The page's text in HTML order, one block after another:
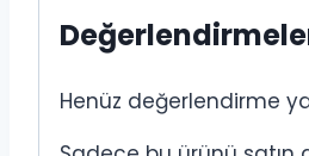
Henüz değerlendirme